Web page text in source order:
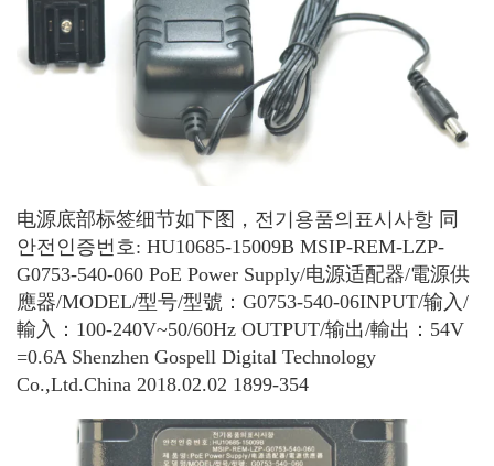
电源底部标签细节如下图，전기용품의표시사항 同
안전인증번호: HU10685-15009B MSIP-REM-LZP-
G0753-540-060 PoE Power Supply/电源适配器/電源供
應器/MODEL/型号/型號：G0753-540-06INPUT/输入/
輸入：100-240V~50/60Hz OUTPUT/输出/輸出：54V
=0.6A Shenzhen Gospell Digital Technology
Co.,Ltd.China 2018.02.02 1899-354